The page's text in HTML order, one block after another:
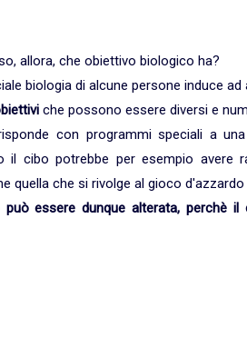
allora, che obiettivo biologico ha?
biologia di alcune persone induce
che possono essere diversi e
con programmi speciali a
il cibo potrebbe per esempio avere
quella che si rivolge al gioco d'azzardo
essere dunque alterata, perchè